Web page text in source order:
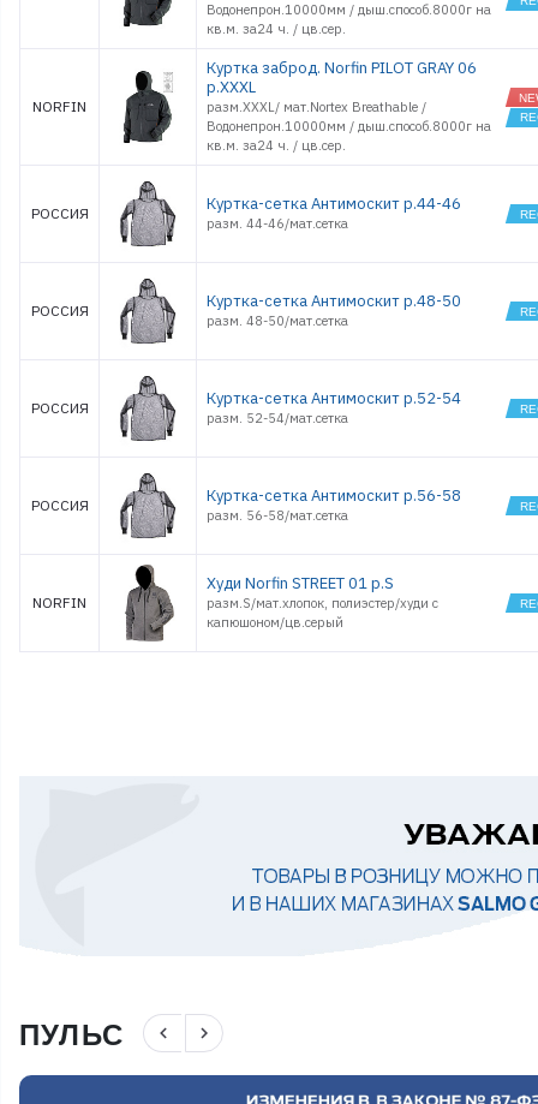
Водонепрон.10000мм / дыш.способ.8000г на
кв.м. за24 ч. / цв.сер.
NORFIN
Куртка заброд. Norfin PILOT GRAY 06
р.XXXL
разм.XXXL/ мат.Nortex Breathable /
Водонепрон.10000мм / дыш.способ.8000г на
кв.м. за24 ч. / цв.сер.
РОССИЯ Куртка-сетка Антимоскит р.44-46
разм. 44-46/мат.сетка
РОССИЯ Куртка-сетка Антимоскит р.48-50
разм. 48-50/мат.сетка
РОССИЯ Куртка-сетка Антимоскит р.52-54
разм. 52-54/мат.сетка
РОССИЯ Куртка-сетка Антимоскит р.56-58
разм. 56-58/мат.сетка
NORFIN
Худи Norfin STREET 01 р.S
разм.S/мат.хлопок, полиэстер/худи с
капюшоном/цв.серый
ПУЛЬС navigate_before navigate_next